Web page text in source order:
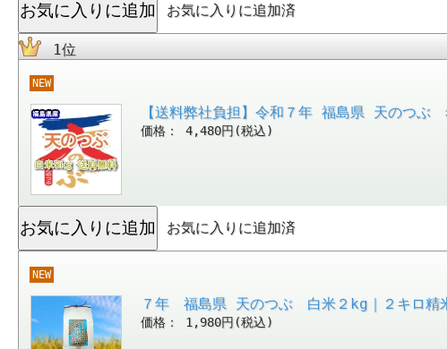
お気に入りに追加済
1位
NEW
【送料弊社負担】令和７年 福島県 天のつ
価格： 4,480円(税込)
お気に入りに追加済
NEW
７年 福島県 天のつぶ 白米２kg｜２キロ精
価格： 1,980円(税込)